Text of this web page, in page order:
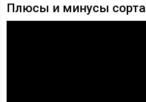
Плюсы и минусы сорта